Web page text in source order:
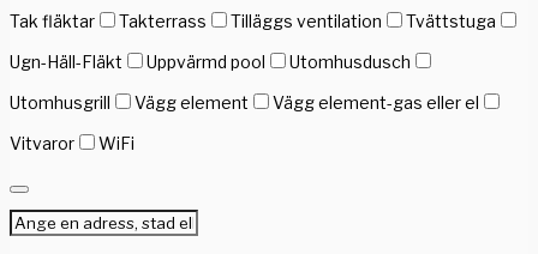
Tak fläktar
Takterrass Tilläggs ventilation
Tvättstuga
Ugn-Häll-Fläkt
Uppvärmd pool
Utomhusdusch
Utomhusgrill
Vägg element
Vägg element-gas eller el
Vitvaror
WiFi